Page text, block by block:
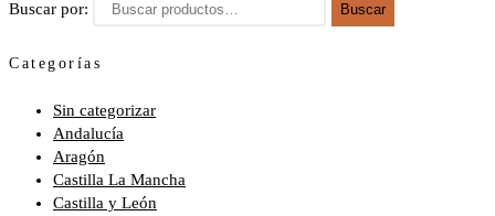
Buscar por: Buscar
Categorías
Sin categorizar
Andalucía
Aragón
Castilla La Mancha
Castilla y León